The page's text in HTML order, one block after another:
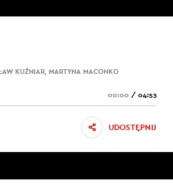
KUŹNIAR, MARTYNA MACONKO
00:00 / 04:53
UDOSTĘPNIJ